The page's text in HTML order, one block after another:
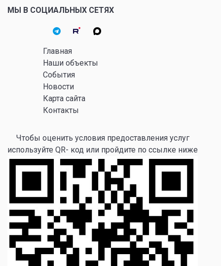
МЫ В СОЦИАЛЬНЫХ СЕТЯХ
Главная
Наши объекты
События
Новости
Карта сайта
Контакты
Чтобы оценить условия предоставления услуг
используйте QR- код или пройдите по ссылке ниже